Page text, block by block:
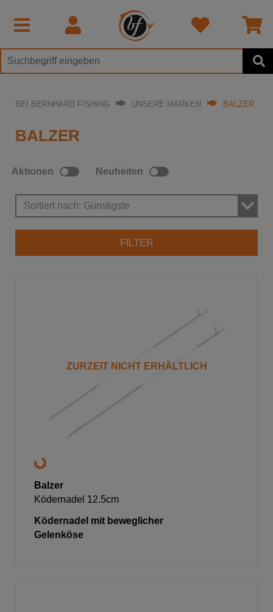
BEI BERNHARD FISHING UNSERE MARKEN BALZER
BALZER
FILTER
Sortiert nach: Günstigste
Aktionen Neuheiten
ZURZEIT NICHT ERHÄLTLICH
Balzer
Ködernadel 12.5cm
Ködernadel mit beweglicher
Gelenköse